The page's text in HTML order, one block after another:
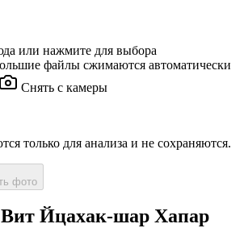
или нажмите для выбора
файлы сжимаются автоматически
Снять с камеры
только для анализа и не сохраняются.
фото
Йцахак-шар Хапар